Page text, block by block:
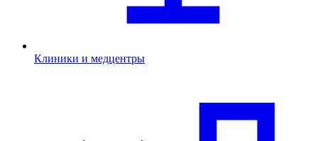
Клиники и медцентры